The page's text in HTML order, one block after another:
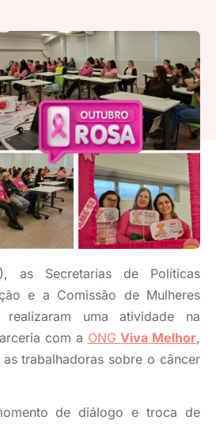
as Secretarias de Políticas
e a Comissão de Mulheres
uma atividade na
com a ONGViva Melhor,
trabalhadoras sobre o câncer
de diálogo e troca de